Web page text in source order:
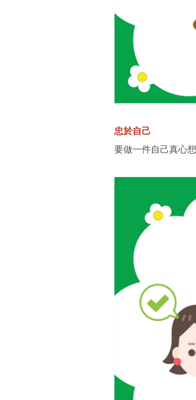
忠於自己
要做一件自己真心